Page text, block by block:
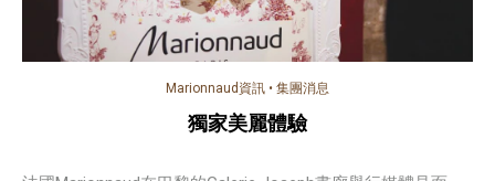
Marionnaud資訊 • 集團消息
獨家美麗體驗